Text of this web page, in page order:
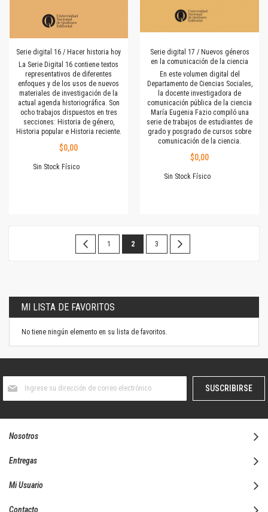
Serie digital 16 / Hacer historia hoy
La Serie Digital 16 contiene textos
representativos de diferentes
enfoques y de los usos de nuevos
materiales de investigación de la
actual agenda historiográfica. Son
ocho trabajos dispuestos en tres
secciones: Historia de género,
Historia popular e Historia reciente.
$0,00
Sin Stock Físico
Serie digital 17 / Nuevos géneros
en la comunicación de la ciencia
En este volumen digital del
Departamento de Ciencias Sociales,
la docente investigadora de
comunicación pública de la ciencia
María Eugenia Fazio compiló una
serie de trabajos de estudiantes de
grado y posgrado de cursos sobre
comunicación de la ciencia.
$0,00
Sin Stock Físico
Página
Página
AnteriorPágina
1 Estás
página
2 Página
3
MI LISTA DE FAVORITOS
No tiene ningún elemento en su lista de favoritos.
boletín
SUSCRIBIRSE
Nosotros
Entregas
Mi Usuario
Contacto